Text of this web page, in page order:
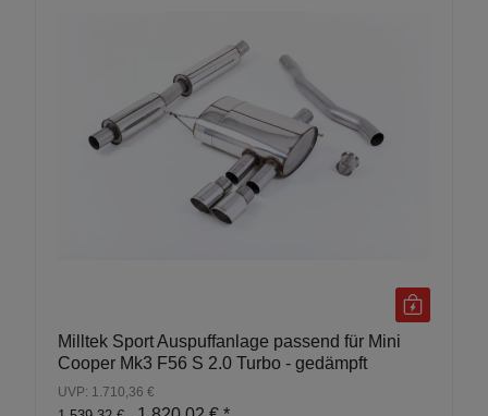
Milltek Sport Auspuffanlage passend für Mini
Cooper Mk3 F56 S 2.0 Turbo - gedämpft
UVP: 1.710,36 €